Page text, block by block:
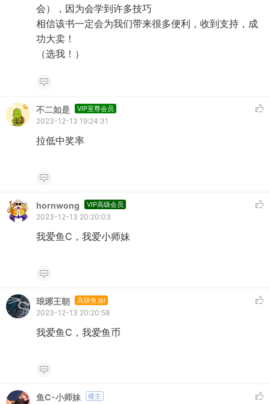
会），因为会学到许多技巧
相信该书一定会为我们带来很多便利，收到支持，成
功大卖！
（选我！）
不二如是 VIP至尊会员
2023-12-13 19:24:31
拉低中奖率
hornwong VIP高级会员
2023-12-13 20:20:03
我爱鱼C，我爱小师妹
琅琊王朝 高级鱼油I
2023-12-13 20:20:58
我爱鱼C，我爱鱼币
鱼C-小师妹 楼主